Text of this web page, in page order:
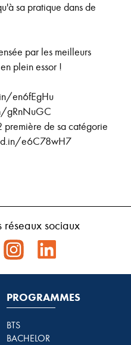
sa pratique dans de
par les meilleurs
plein essor !
en6fEgHu
gRnNuGC
première de sa catégorie
e6C78wH7
réseaux sociaux
PROGRAMMES
BTS
BACHELOR